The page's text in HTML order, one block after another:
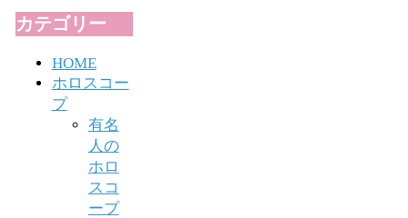
カテゴリー
HOME
ホロスコー
プ
有名
人の
ホロ
スコ
ープ